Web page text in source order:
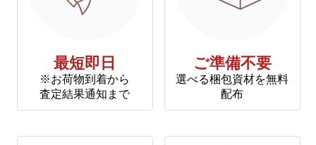
最短即日
※お荷物到着から
査定結果通知まで
ご準備不要
選べる梱包資材を無料
配布